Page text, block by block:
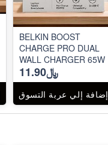
BELKIN BOOST
CHARGE PRO DUAL
WALL CHARGER 65W
﷼11.90
إضافة إلي عربة التسوق